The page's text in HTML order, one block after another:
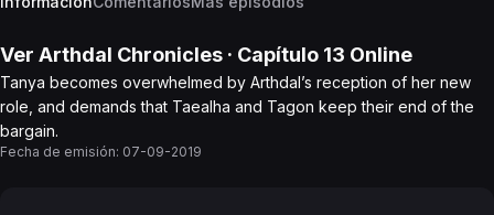
Ver Arthdal Chronicles · Capítulo 13 Online
Tanya becomes overwhelmed by Arthdal’s reception of her new
role, and demands that Taealha and Tagon keep their end of the
bargain.
Fecha de emisión: 07-09-2019